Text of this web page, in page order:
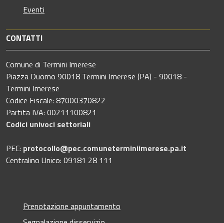
Eventi
CONTATTI
Comune di Termini Imerese
Piazza Duomo 90018 Termini Imerese (PA) - 90018 -
Termini Imerese
Codice Fiscale: 87000370822
Partita IVA: 00211100821
Codici univoci settoriali
PEC: protocollo@pec.comuneterminiimerese.pa.it
Centralino Unico: 09181 28 111
Prenotazione appuntamento